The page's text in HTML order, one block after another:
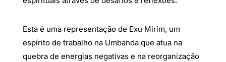
Esta é uma representação de Exu Mirim, um
espírito de trabalho na Umbanda que atua na
quebra de energias negativas e na reorganização